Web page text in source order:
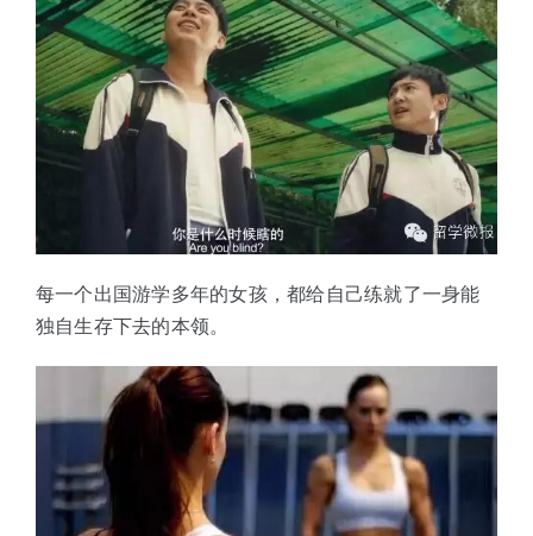
每一个出国游学多年的女孩，都给自己练就了一身能
独自生存下去的本领。